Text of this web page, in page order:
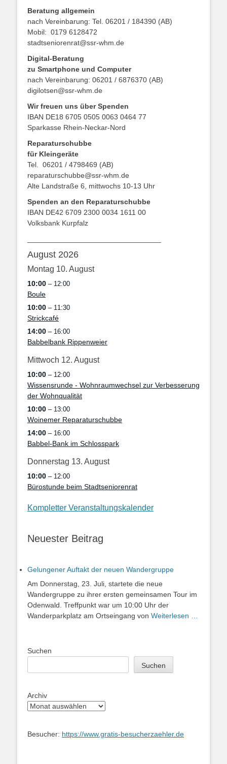
Beratung allgemein
nach Vereinbarung: Tel. 06201 / 184390 (AB)
Mobil: 0179 6128472
stadtseniorenrat@ssr-whm.de
Digital-Beratung
zu Smartphone und Computer
nach Vereinbarung: 06201 / 6876370 (AB)
digilotsen@ssr-whm.de
Wir freuen uns über Spenden
IBAN DE18 6705 0505 0063 0464 77
Sparkasse Rhein-Neckar-Nord
Reparaturschubbe
für Kleingeräte
Tel. 06201 / 4798469 (AB)
reparaturschubbe@ssr-whm.de
Alte Landstraße 6, mittwochs 10-13 Uhr
Spenden an den Reparaturschubbe
IBAN DE42 6709 2300 0034 1611 00
Volksbank Kurpfalz
August 2026
Montag 10. August
10:00 – 12:00
Boule
10:00 – 11:30
Strickcafé
14:00 – 16:00
Babbelbank Rippenweier
Mittwoch 12. August
10:00 – 12:00
Wissensrunde - Wohnraumwechsel zur Verbesserung
der Wohnqualität
10:00 – 13:00
Woinemer Reparaturschubbe
14:00 – 16:00
Babbel-Bank im Schlosspark
Donnerstag 13. August
10:00 – 12:00
Bürostunde beim Stadtseniorenrat
Kompletter Veranstaltungskalender
Neuester Beitrag
Gelungener Auftakt der neuen Wandergruppe
Am Donnerstag, 23. Juli, startete die neue
Wandergruppe zu ihrer ersten gemeinsamen Tour im
Odenwald. Treffpunkt war um 10:00 Uhr der
Wanderparkplatz am Ortseingang von Weiterlesen …
Suchen
Suchen
Archiv
Besucher: https://www.gratis-besucherzaehler.de